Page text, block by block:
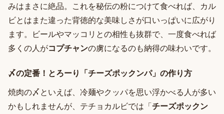
みはまさに絶品。これを秘伝の粉につけて食べれば、カル
ビとはまた違った背徳的な美味しさが口いっぱいに広がり
ます。ビールやマッコリとの相性も抜群で、一度食べれば
多くの人がコプチャンの虜になるのも納得の味わいです。
〆の定番！とろーり「チーズポックンパ」の作り方
焼肉の〆といえば、冷麺やクッパを思い浮かべる人が多い
かもしれませんが、テチョカルビでは「チーズポックン